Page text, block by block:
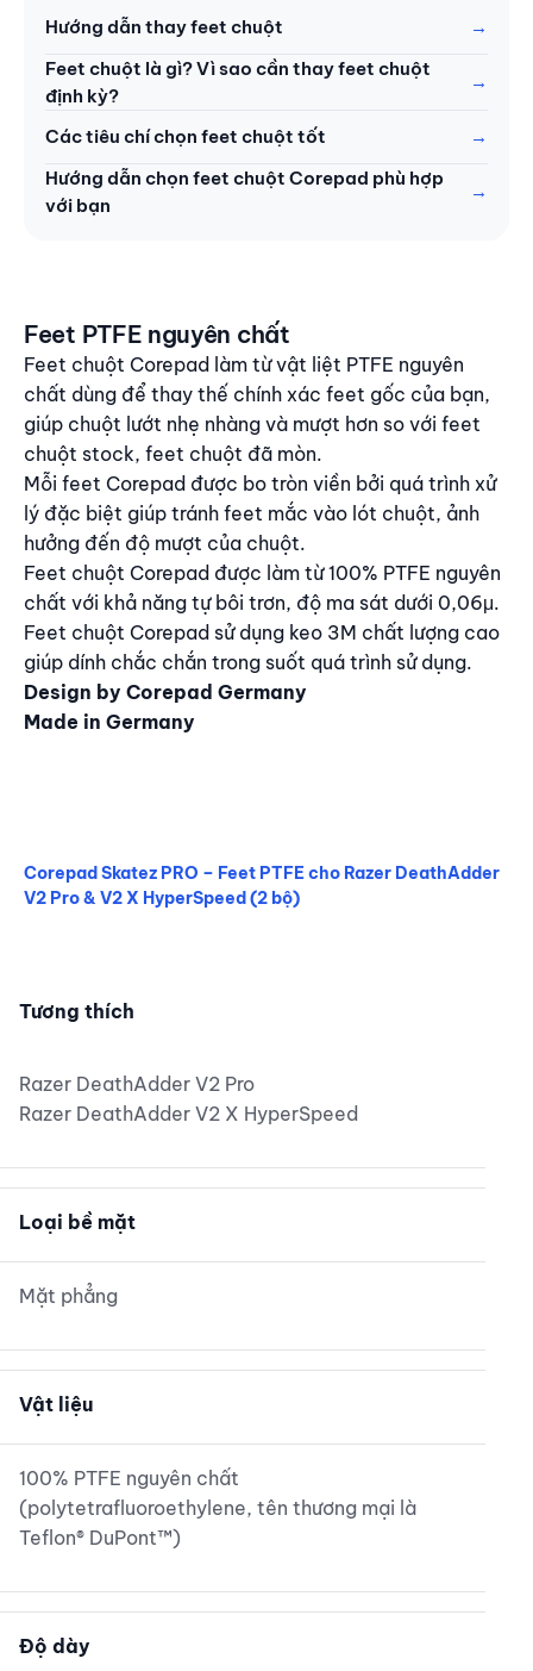
Hướng dẫn thay feet chuột
Feet chuột là gì? Vì sao cần thay feet chuột
định kỳ?
Các tiêu chí chọn feet chuột tốt
Hướng dẫn chọn feet chuột Corepad phù hợp
với bạn
Nội dung
Feet PTFE nguyên chất
Feet chuột Corepad làm từ vật liệt PTFE nguyên
chất dùng để thay thế chính xác feet gốc của bạn,
giúp chuột lướt nhẹ nhàng và mượt hơn so với feet
chuột stock, feet chuột đã mòn.
Mỗi feet Corepad được bo tròn viền bởi quá trình xử
lý đặc biệt giúp tránh feet mắc vào lót chuột, ảnh
hưởng đến độ mượt của chuột.
Feet chuột Corepad được làm từ 100% PTFE nguyên
chất với khả năng tự bôi trơn, độ ma sát dưới 0,06μ.
Feet chuột Corepad sử dụng keo 3M chất lượng cao
giúp dính chắc chắn trong suốt quá trình sử dụng.
Design by Corepad Germany
Made in Germany
Corepad Skatez PRO – Feet PTFE cho Razer DeathAdder
V2 Pro & V2 X HyperSpeed (2 bộ)
Tương thích
Razer DeathAdder V2 Pro
Razer DeathAdder V2 X HyperSpeed
Loại bề mặt
Mặt phẳng
Vật liệu
100% PTFE nguyên chất
(polytetrafluoroethylene, tên thương mại là
Teflon® DuPont™)
Độ dày